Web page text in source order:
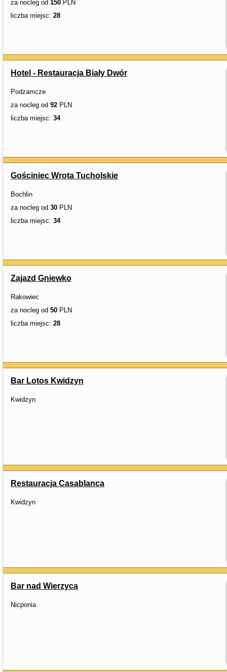
za nocleg od 150 PLN
liczba miejsc: 28
Hotel - Restauracja Biały Dwór
Podzamcze
za nocleg od 92 PLN
liczba miejsc: 34
Gościniec Wrota Tucholskie
Bochlin
za nocleg od 30 PLN
liczba miejsc: 34
Zajazd Gniewko
Rakowiec
za nocleg od 50 PLN
liczba miejsc: 28
Bar Lotos Kwidzyn
Kwidzyn
Restauracja Casablanca
Kwidzyn
Bar nad Wierzycą
Nicponia